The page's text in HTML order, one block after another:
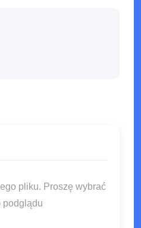
pliku. Proszę wybrać
podglądu